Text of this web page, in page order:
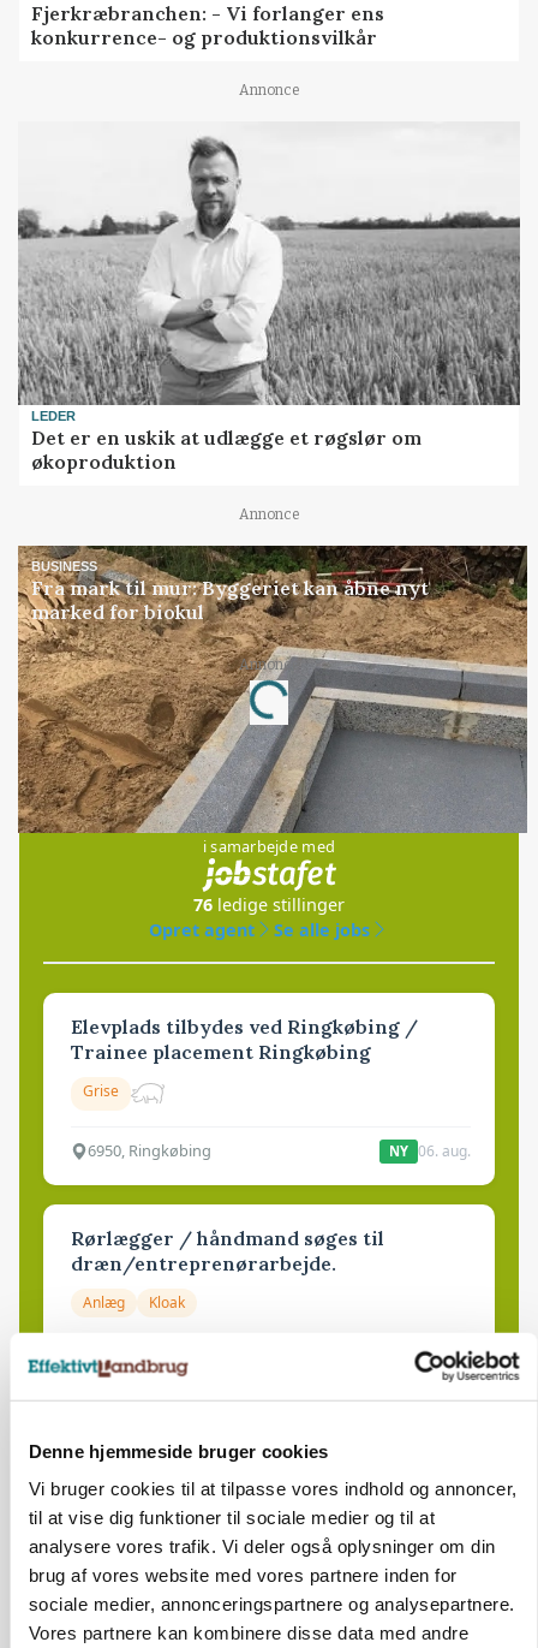
Denne hjemmeside bruger cookies
Vi bruger cookies til at tilpasse vores indhold og annoncer,
til at vise dig funktioner til sociale medier og til at
analysere vores trafik. Vi deler også oplysninger om din
brug af vores website med vores partnere inden for
sociale medier, annonceringspartnere og analysepartnere.
Vores partnere kan kombinere disse data med andre
Fjerkræbranchen: - Vi forlanger ens
konkurrence- og produktionsvilkår
Annonce
LEDER
Det er en uskik at udlægge et røgslør om
økoproduktion
Annonce
BUSINESS
Fra mark til mur: Byggeriet kan åbne nyt
marked for biokul
Annonce
Loading...
Jobs
i samarbejde med
76 ledige stillinger
Opret agent
Se alle jobs
Elevplads tilbydes ved Ringkøbing /
Trainee placement Ringkøbing
Grise
6950, Ringkøbing NY 06. aug.
Rørlægger / håndmand søges til
dræn/entreprenørarbejde.
Anlæg Kloak
4690, Haslev 06. aug.
Lastbilchauffør søges til Henrik Haves
Godstransport
4700, Næstved 03. aug.